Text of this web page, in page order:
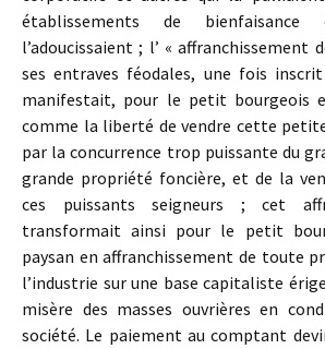
établissements de
l’adoucissaient ; l’ « affranchissement
ses entraves féodales, une fois
manifestait, pour le petit bourgeois
comme la liberté de vendre cette
par la concurrence trop puissante du
grande propriété foncière, et de la
ces puissants seigneurs ; cet
transformait ainsi pour le petit
paysan en affranchissement de toute
l’industrie sur une base capitaliste
misère des masses ouvrières en
société. Le paiement au comptant